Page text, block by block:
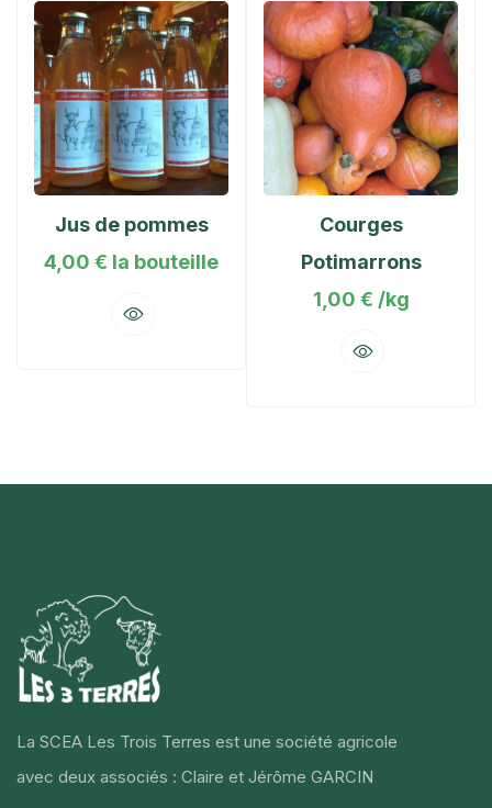
Jus de pommes
4,00 € la bouteille
Courges
Potimarrons
1,00 € /kg
La SCEA Les Trois Terres est une société agricole
avec deux associés : Claire et Jérôme GARCIN